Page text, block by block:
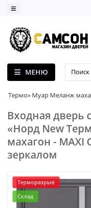
МЕНЮ
Термо» Муар Меланж
Входная дверь
«Норд New
махагон - MAXI
зеркалом
Терморазрыв
Склад